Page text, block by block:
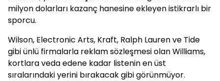
milyon dolarları kazanç hanesine ekleyen istikrarlı bir
sporcu.
Wilson, Electronic Arts, Kraft, Ralph Lauren ve Tide
gibi ünlü firmalarla reklam sözleşmesi olan Williams,
kortlara veda edene kadar listenin en üst
sıralarındaki yerini bırakacak gibi görünmüyor.